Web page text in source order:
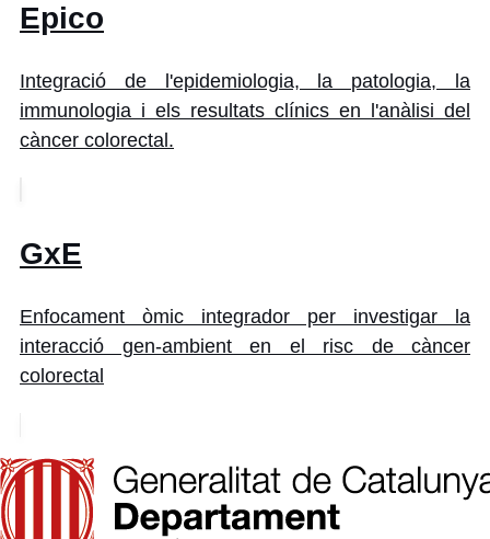
Epico
Integració de l'epidemiologia, la patologia, la
immunologia i els resultats clínics en l'anàlisi del
càncer colorectal.
GxE
Enfocament òmic integrador per investigar la
interacció gen-ambient en el risc de càncer
colorectal